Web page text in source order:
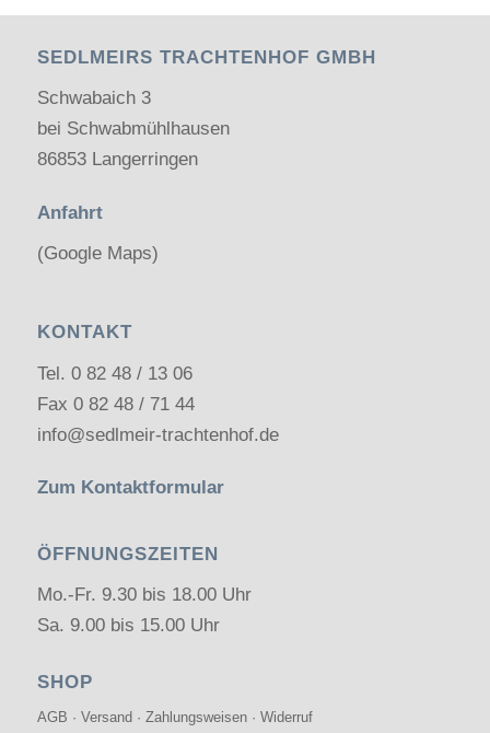
SEDLMEIRS TRACHTENHOF GMBH
Schwabaich 3
bei Schwabmühlhausen
86853 Langerringen
Anfahrt
(Google Maps)
KONTAKT
Tel. 0 82 48 / 13 06
Fax 0 82 48 / 71 44
info@sedlmeir-trachtenhof.de
Zum Kontaktformular
ÖFFNUNGSZEITEN
Mo.-Fr. 9.30 bis 18.00 Uhr
Sa. 9.00 bis 15.00 Uhr
SHOP
AGB · Versand · Zahlungsweisen· Widerruf